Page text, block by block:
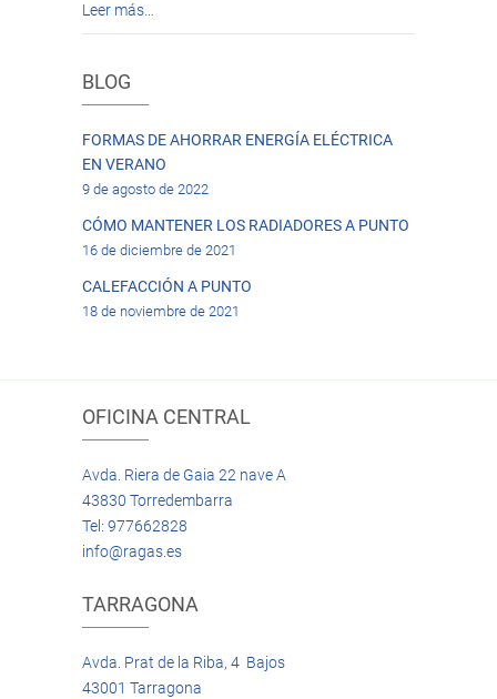
Leer más…
BLOG
FORMAS DE AHORRAR ENERGÍA ELÉCTRICA
EN VERANO
9 de agosto de 2022
CÓMO MANTENER LOS RADIADORES A PUNTO
16 de diciembre de 2021
CALEFACCIÓN A PUNTO
18 de noviembre de 2021
OFICINA CENTRAL
Avda. Riera de Gaia 22 nave A
43830 Torredembarra
Tel: 977662828
info@ragas.es
TARRAGONA
Avda. Prat de la Riba, 4 Bajos
43001 Tarragona